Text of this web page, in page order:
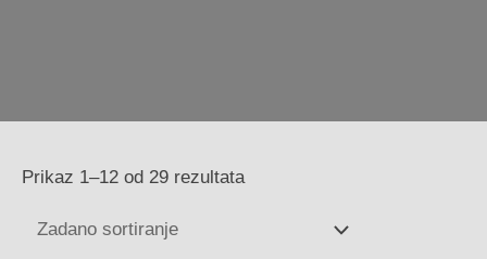
Prikaz 1–12 od 29 rezultata